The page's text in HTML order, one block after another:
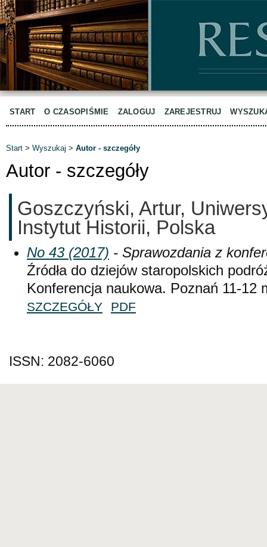
START O CZASOPIŚMIE ZALOGUJ ZAREJESTRUJ
Start > Wyszukaj > Autor - szczegóły
Autor - szczegóły
Goszczyński, Artur,
Instytut Historii, Polska
No 43 (2017) - Sprawozdania z
Źródła do dziejów staropolskich
Konferencja naukowa. Poznań 11-12
SZCZEGÓŁY PDF
ISSN: 2082-6060